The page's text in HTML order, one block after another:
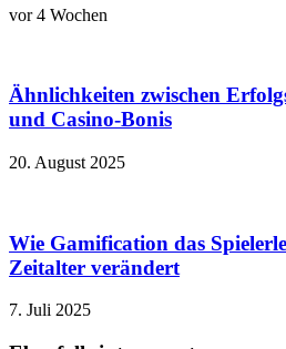
vor 4 Wochen
Ähnlichkeiten zwischen
und Casino‑Bonis
20. August 2025
Wie Gamification das
Zeitalter verändert
7. Juli 2025